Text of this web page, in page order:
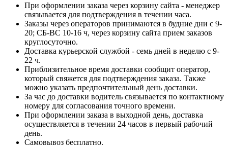
При оформлении заказа через корзину сайта - менеджер
связывается для подтверждения в течении часа.
Заказы через операторов принимаются в будние дни с 9-
20; СБ-ВС 10-16 ч, через корзину сайта прием заказов
круглосуточно.
Доставка курьерской службой - семь дней в неделю с 9-
22 ч.
Приблизительное время доставки сообщит оператор,
который свяжется для подтверждения заказа. Также
можно указать предпочтительный день доставки.
За час до доставки водитель связывается по контактному
номеру для согласования точного времени.
При оформлении заказа в выходной день, доставка
осуществляется в течении 24 часов в первый рабочий
день.
Самовывоз бесплатно.